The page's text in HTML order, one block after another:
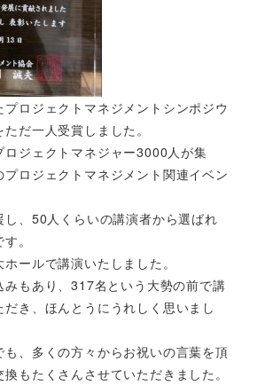
ロジェクトマネジメントシンポジウ
だ一人受賞しました。
ロジェクトマネジャー3000人が集
プロジェクトマネジメント関連イベン
し、50人くらいの講演者から選ばれ
。
ールで講演いたしました。
みもあり、317名という大勢の前で講
き、ほんとうにうれしく思いまし
も、多くの方々からお祝いの言葉を頂
もたくさんさせていただきました。